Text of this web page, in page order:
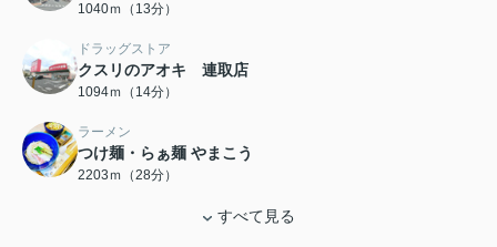
1040ｍ（13分）
ドラッグストア
クスリのアオキ 連取店
1094ｍ（14分）
ラーメン
つけ麺・らぁ麺 やまこう
2203ｍ（28分）
すべて見る